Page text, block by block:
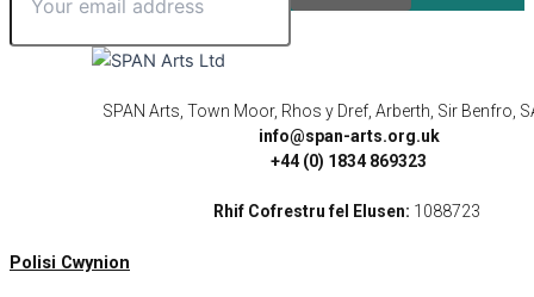
SPAN Arts, Town Moor, Rhos y Dref, Arberth, Sir Benfro,
info@span-arts.org.uk
+44 (0) 1834 869323
Rhif Cofrestru fel Elusen: 1088723
Polisi Cwynion